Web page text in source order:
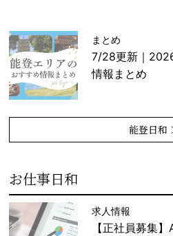
まとめ
7/28更新｜
情報まとめ
能登日和
お仕事日和
求人情報
【正社員募集